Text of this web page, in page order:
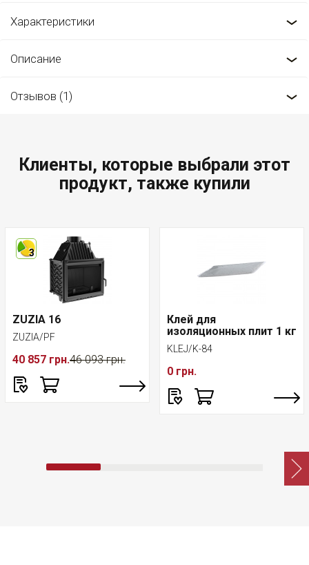
Характеристики
Описание
Отзывов (1)
Клиенты, которые выбрали этот
продукт, также купили
3
ZUZIA 16
ZUZIA/PF
40 857 грн.46 093 грн.
Клей для
изоляционных плит 1 кг
KLEJ/K-84
0 грн.